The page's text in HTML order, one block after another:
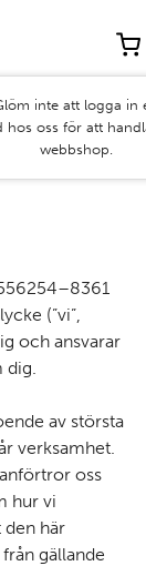
inte att logga in
för att handla i vår
webbshop.
(”vi”,
och ansvarar
dig.
av största
verksamhet.
oss
hur vi
den här
gällande